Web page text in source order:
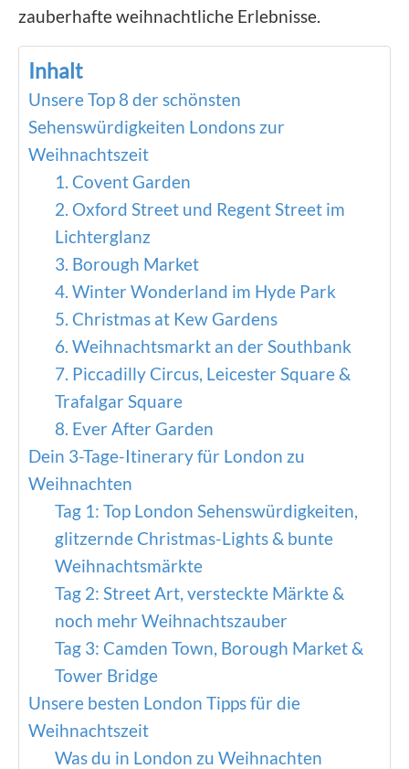
zauberhafte weihnachtliche Erlebnisse.
Inhalt
Unsere Top 8 der schönsten
Sehenswürdigkeiten Londons zur
Weihnachtszeit
1. Covent Garden
2. Oxford Street und Regent Street im
Lichterglanz
3. Borough Market
4. Winter Wonderland im Hyde Park
5. Christmas at Kew Gardens
6. Weihnachtsmarkt an der Southbank
7. Piccadilly Circus, Leicester Square &
Trafalgar Square
8. Ever After Garden
Dein 3-Tage-Itinerary für London zu
Weihnachten
Tag 1: Top London Sehenswürdigkeiten,
glitzernde Christmas-Lights & bunte
Weihnachtsmärkte
Tag 2: Street Art, versteckte Märkte &
noch mehr Weihnachtszauber
Tag 3: Camden Town, Borough Market &
Tower Bridge
Unsere besten London Tipps für die
Weihnachtszeit
Was du in London zu Weihnachten